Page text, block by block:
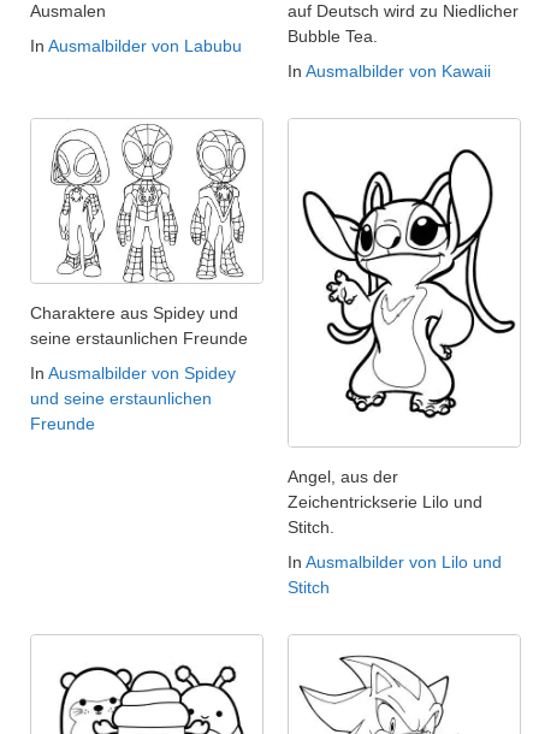
Ausmalen
In Ausmalbilder von Labubu
auf Deutsch wird zu Niedlicher
Bubble Tea.
In Ausmalbilder von Kawaii
Charaktere aus Spidey und
seine erstaunlichen Freunde
In Ausmalbilder von Spidey
und seine erstaunlichen
Freunde
Angel, aus der
Zeichentrickserie Lilo und
Stitch.
In Ausmalbilder von Lilo und
Stitch